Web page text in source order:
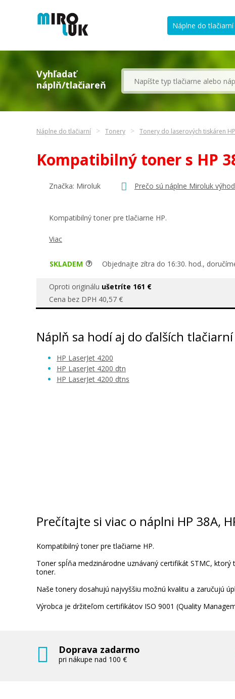
Náplne do tlačiarní
Vyhľadať
náplň/tlačiareň
Náplne do tlačiarní Tonery Tonery do laserových tiskáren HP
Kompatibilný toner s HP
Značka: Miroluk Prečo sú náplne Miroluk
Kompatibilný toner pre tlačiarne HP.
Viac
SKLADEM Objednajte zítra do 16:30. hod.,
Oproti originálu ušetríte 161 €
Cena bez DPH 40,57 €
Náplň sa hodí aj do ďalších tlačiarní
HP LaserJet 4200
HP LaserJet 4200 dtn
HP LaserJet 4200 dtns
Prečítajte si viac o náplni HP 38A,
Kompatibilný toner pre tlačiarne HP.
Toner spĺňa medzinárodne uznávaný certifikát STMC,
toner.
Naše tonery dosahujú najvyššiu možnú kvalitu a zaručujú
Výrobca je držiteľom certifikátov ISO 9001 (Quality
Doprava zadarmo
pri nákupe nad 100 €